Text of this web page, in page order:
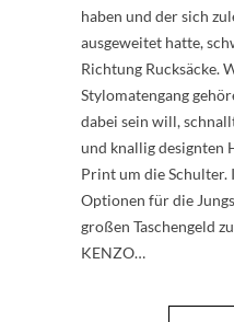
haben und der sich
ausgeweitet hatte,
Richtung Rucksäcke.
Stylomatengang
dabei sein will,
und knallig designten
Print um die Schulter.
Optionen für die
großen Taschengeld
KENZO…